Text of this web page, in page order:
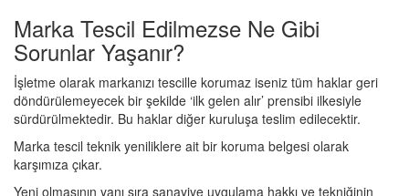
Marka Tescil Edilmezse Ne Gibi
Sorunlar Yaşanır?
İşletme olarak markanızı tescille korumaz iseniz tüm haklar geri
döndürülemeyecek bir şekilde ‘ilk gelen alır’ prensibi ilkesiyle
sürdürülmektedir. Bu haklar diğer kuruluşa teslim edilecektir.
Marka tescil teknik yeniliklere ait bir koruma belgesi olarak
karşımıza çıkar.
Yeni olmasının yanı sıra sanayiye uygulama hakkı ve tekniğinin